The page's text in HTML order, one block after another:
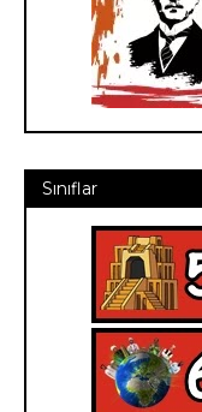
Sınıflar